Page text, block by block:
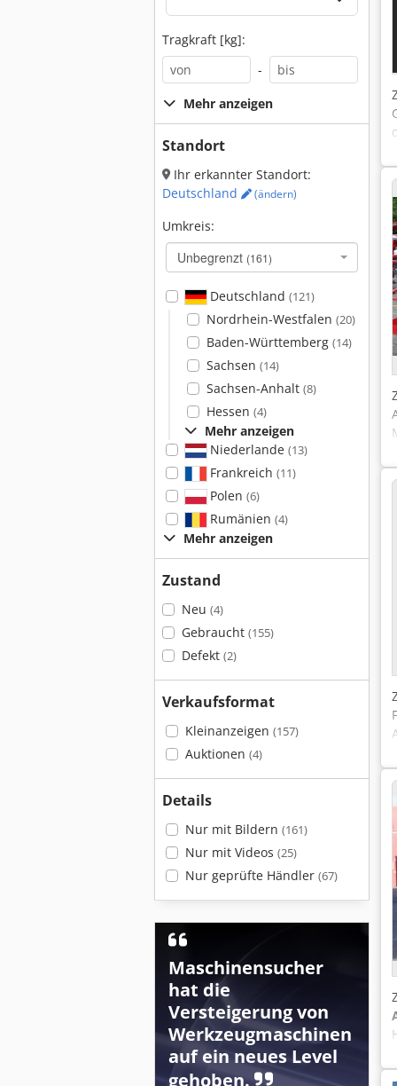
Tragkraft [kg]:
-
Mehr anzeigen
Standort
Ihr erkannter Standort:
Deutschland
(ändern)
Umkreis:
Unbegrenzt (161)
Deutschland (121)
Nordrhein-Westfalen (20)
Baden-Württemberg (14)
Sachsen (14)
Sachsen-Anhalt (8)
Hessen (4)
Mehr anzeigen
Niederlande (13)
Frankreich (11)
Polen (6)
Rumänien (4)
Mehr anzeigen
Zustand
Neu (4)
Gebraucht (155)
Defekt (2)
Verkaufsformat
Kleinanzeigen (157)
Auktionen (4)
Details
Nur mit Bildern (161)
Nur mit Videos (25)
Nur geprüfte Händler (67)
Maschinensucher
hat die
Versteigerung von
Werkzeugmaschinen
auf ein neues Level
gehoben.